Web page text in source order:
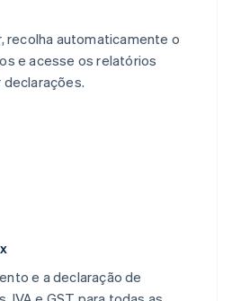
recolha automaticamente o
e acesse os relatórios
e a declaração de